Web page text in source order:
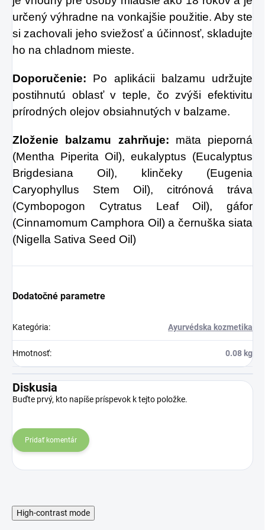
určený výhradne na vonkajšie použitie. Aby ste
si zachovali jeho sviežosť a účinnosť, skladujte
ho na chladnom mieste.
Doporučenie: Po aplikácii balzamu udržujte
postihnutú oblasť v teple, čo zvýši efektivitu
prírodných olejov obsiahnutých v balzame.
Zloženie balzamu zahrňuje: mäta pieporná
(Mentha Piperita Oil), eukalyptus (Eucalyptus
Brigdesiana Oil), klinčeky (Eugenia
Caryophyllus Stem Oil), citrónová tráva
(Cymbopogon Cytratus Leaf Oil), gáfor
(Cinnamomum Camphora Oil) a černuška siata
(Nigella Sativa Seed Oil)
Dodatočné parametre
Kategória: Ayurvédska kozmetika
Hmotnosť: 0.08 kg
Diskusia
Buďte prvý, kto napíše príspevok k tejto položke.
Pridať komentár
High-contrast mode